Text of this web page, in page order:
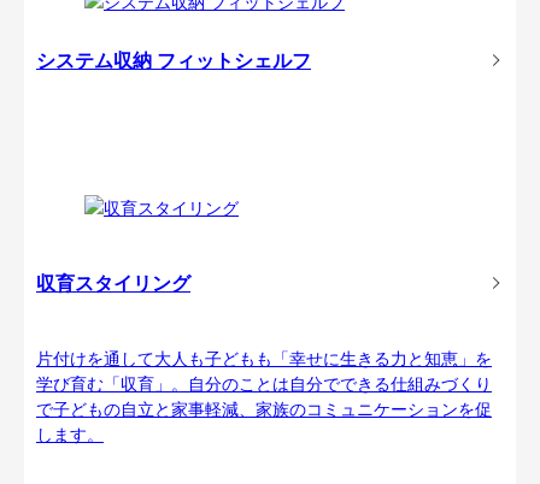
システム収納 フィットシェルフ
収育スタイリング
片付けを通して大人も子どもも「幸せに生きる力と知恵」を
学び育む「収育」。自分のことは自分でできる仕組みづくり
で子どもの自立と家事軽減、家族のコミュニケーションを促
します。